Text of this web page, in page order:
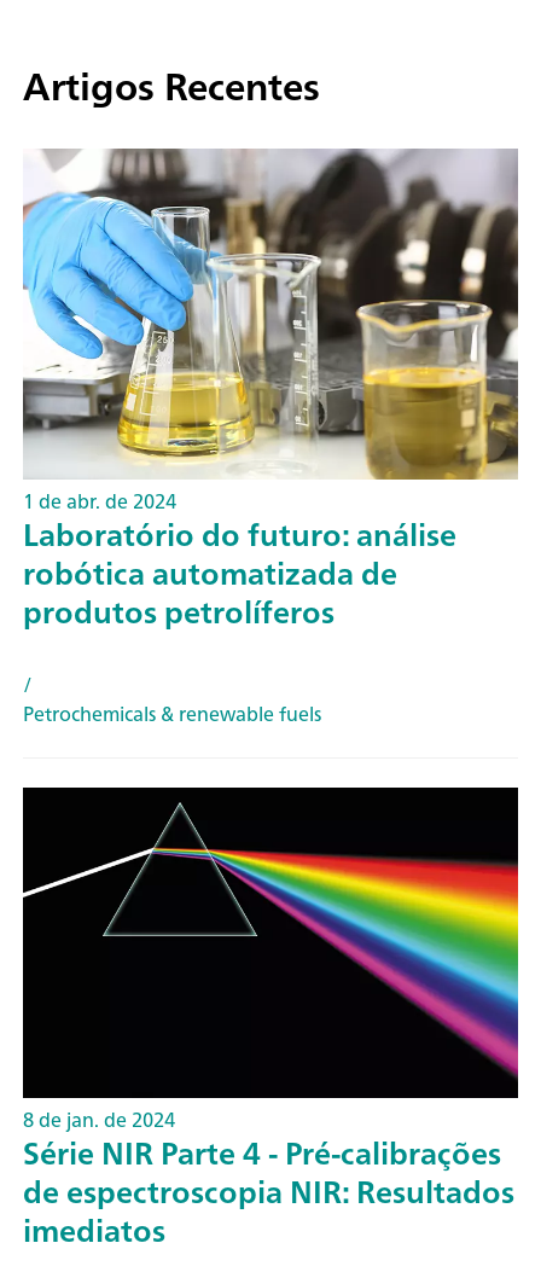
Artigos Recentes
1 de abr. de 2024
Laboratório do futuro: análise
robótica automatizada de
produtos petrolíferos
/
Petrochemicals & renewable fuels
8 de jan. de 2024
Série NIR Parte 4 - Pré-calibrações
de espectroscopia NIR: Resultados
imediatos